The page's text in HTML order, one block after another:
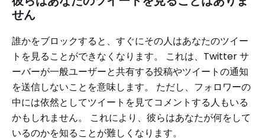
せん
誰かをブロックすると、すぐにその人はあなたのツイー
トを見ることができなくなります。 これは、Twitter サ
ーバーが一般ユーザーと共有する投稿やツイートの通知
を送信しないことを意味します。 ただし、フォロワーの
中には依然としてツイートを見てコメントする人もいる
かもしれません。 これにより、彼らはあなたが何をして
いるのかを知ることが難しくなります。